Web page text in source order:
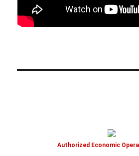
Authorized Economic